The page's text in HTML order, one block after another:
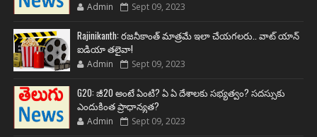
Admin Sept 09, 2023
Rajinikanth: రజనీకాంత్ మాత్రమే ఇలా చేయగలరు.. వాట్ యాన్
ఐడియా తలైవా!
Admin Sept 09, 2023
G20: జీ20 అంటే ఏంటి? ఏ ఏ దేశాలకు సభ్యత్వం? సదస్సుకు
ఎందుకింత ప్రాధాన్యత?
Admin Sept 09, 2023